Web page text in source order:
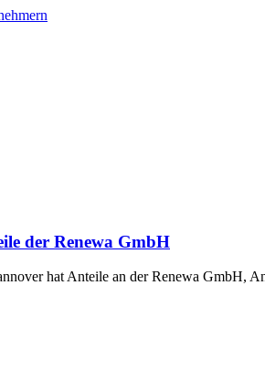
der Renewa GmbH
hat Anteile an der Renewa GmbH,